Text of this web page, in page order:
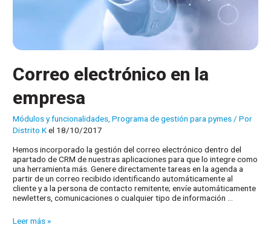
Correo electrónico en la
empresa
Módulos y funcionalidades ,Programa de gestión para pymes / Por
Distrito Kel 18/10/2017
Hemos incorporado la gestión del correo electrónico dentro del
apartado de CRM de nuestras aplicaciones para que lo integre como
una herramienta más. Genere directamente tareas en la agenda a
partir de un correo recibido identificando automáticamente al
cliente y a la persona de contacto remitente; envíe automáticamente
newletters, comunicaciones o cualquier tipo de información …
Correo
Leer más »